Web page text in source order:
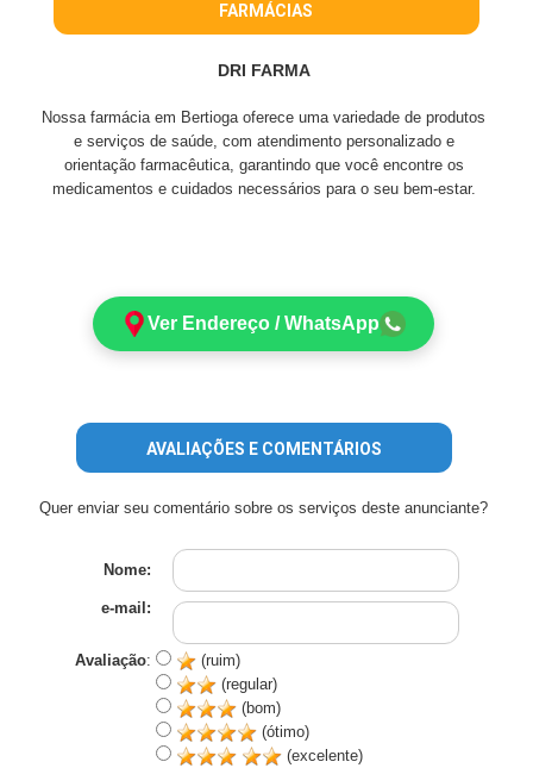
FARMÁCIAS
DRI FARMA
Nossa farmácia em Bertioga oferece uma variedade de produtos
e serviços de saúde, com atendimento personalizado e
orientação farmacêutica, garantindo que você encontre os
medicamentos e cuidados necessários para o seu bem-estar.
Ver Endereço / WhatsApp
AVALIAÇÕES E COMENTÁRIOS
Quer enviar seu comentário sobre os serviços deste anunciante?
Nome:
e-mail:
Avaliação:
(ruim)
(regular)
(bom)
(ótimo)
(excelente)